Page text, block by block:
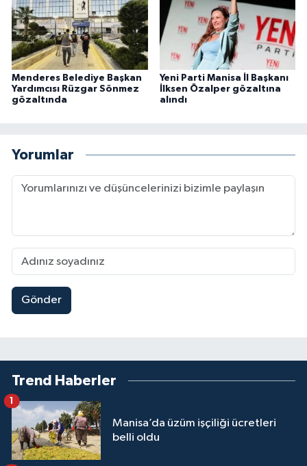
Menderes Belediye Başkan
Yardımcısı Rüzgar Sönmez
gözaltında
Yeni Parti Manisa İl Başkanı
İlksen Özalper gözaltına
alındı
Yorumlar
Gönder
Trend Haberler
Manisa’da üzüm işçiliği ücretleri
belli oldu
1